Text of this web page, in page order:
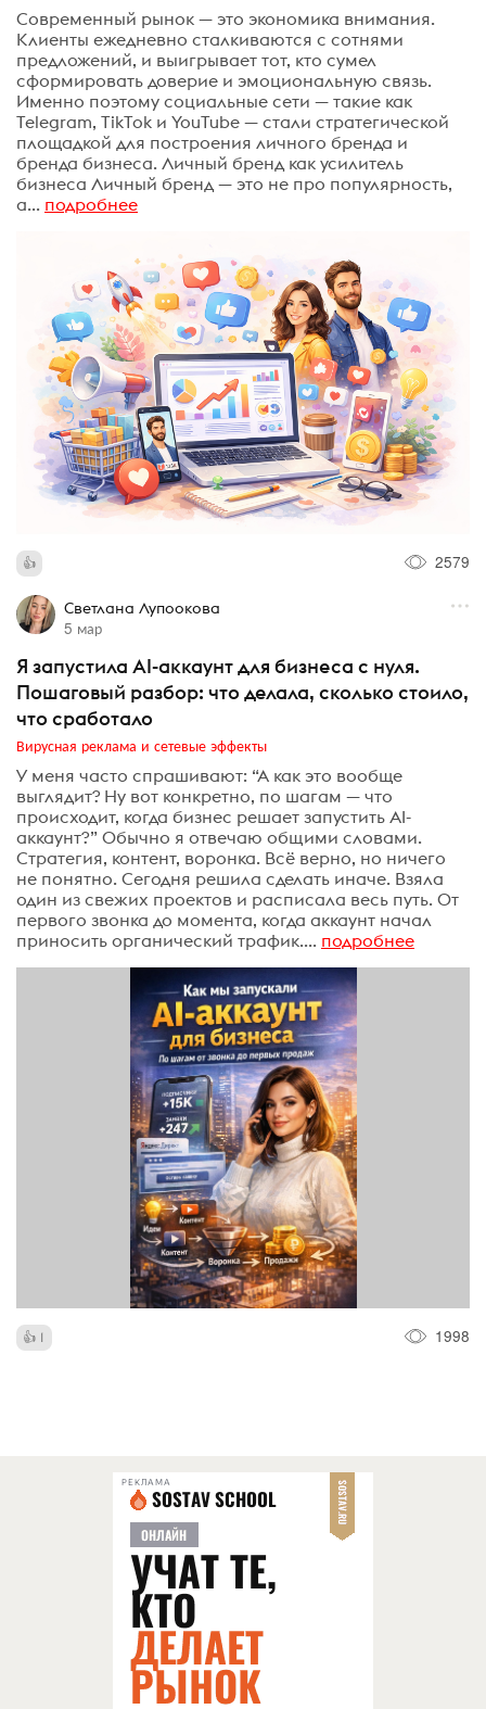
Современный рынок — это экономика внимания.
Клиенты ежедневно сталкиваются с сотнями
предложений, и выигрывает тот, кто сумел
сформировать доверие и эмоциональную связь.
Именно поэтому социальные сети — такие как
Telegram, TikTok и YouTube — стали стратегической
площадкой для построения личного бренда и
бренда бизнеса. Личный бренд как усилитель
бизнеса Личный бренд — это не про популярность,
а... подробнее
2579
Светлана Лупоокова
5 мар
Я запустила AI-аккаунт для бизнеса с нуля.
Пошаговый разбор: что делала, сколько стоило,
что сработало
Вирусная реклама и сетевые эффекты
У меня часто спрашивают: “А как это вообще
выглядит? Ну вот конкретно, по шагам — что
происходит, когда бизнес решает запустить AI-
аккаунт?” Обычно я отвечаю общими словами.
Стратегия, контент, воронка. Всё верно, но ничего
не понятно. Сегодня решила сделать иначе. Взяла
один из свежих проектов и расписала весь путь. От
первого звонка до момента, когда аккаунт начал
приносить органический трафик.... подробнее
1 1998
РЕКЛАМА